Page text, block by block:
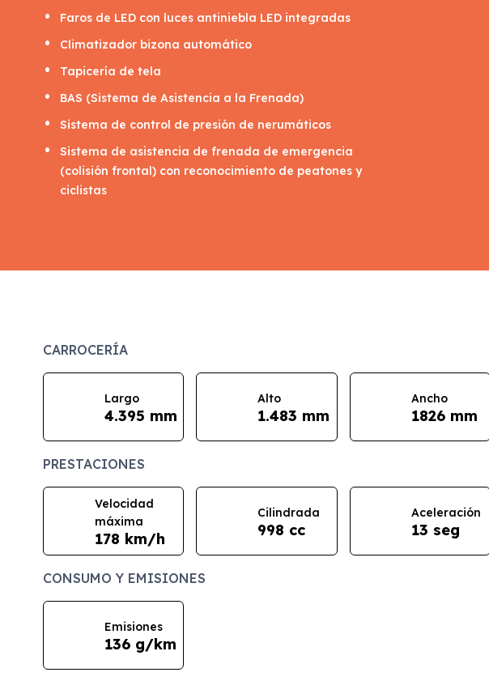
Faros de LED con luces antiniebla LED integradas
Climatizador bizona automático
Tapicería de tela
BAS (Sistema de Asistencia a la Frenada)
Sistema de control de presión de nerumáticos
Sistema de asistencia de frenada de emergencia
(colisión frontal) con reconocimiento de peatones y
ciclistas
CARROCERÍA
Largo
4.395 mm
Alto
1.483 mm
Ancho
1826 mm
PRESTACIONES
Velocidad
máxima
178 km/h
Cilindrada
998 cc
Aceleración
13 seg
CONSUMO Y EMISIONES
Emisiones
136 g/km